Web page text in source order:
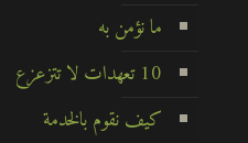
ما نؤمن به
10 تعهدات لا تتزعزع
كيف نقوم بالخدمة